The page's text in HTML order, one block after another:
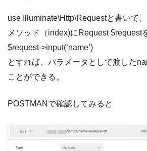
use Illuminate\Http\Requestと書いて、
メソッド（index)にRequest $request
$request->input(‘name’)
とすれば、パラメータとして渡した
ことができる。
POSTMANで確認してみると